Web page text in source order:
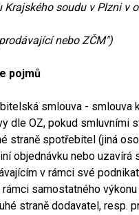
Krajského soudu v Plzni v
nebo ZČM")
pojmů
smlouva - smlouva
dle OZ, pokud smluvními
straně spotřebitel (jiná
objednávku nebo uzavírá
v rámci své
rámci samostatného
straně dodavatel, resp.